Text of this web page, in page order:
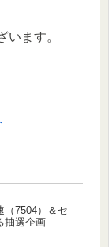
います。
（7504）＆セ
抽選企画